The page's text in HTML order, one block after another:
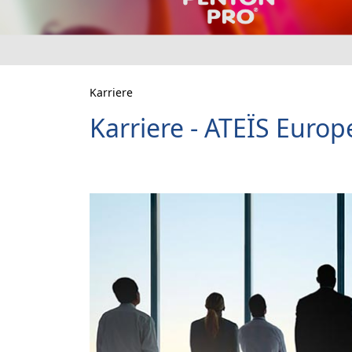
Karriere
Karriere - ATEÏS